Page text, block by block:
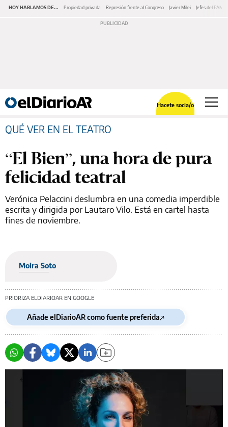
HOY HABLAMOS DE... Propiedad privada Represión frente al Congreso Javier Milei Jefes del PAMI
Hacete socia/o
QUÉ VER EN EL TEATRO
“El Bien”, una hora de pura
felicidad teatral
Verónica Pelaccini deslumbra en una comedia imperdible
escrita y dirigida por Lautaro Vilo. Está en cartel hasta
fines de noviembre.
Moira Soto
PRIORIZA ELDIARIOAR EN GOOGLE
Añade elDiarioAR como fuente preferida